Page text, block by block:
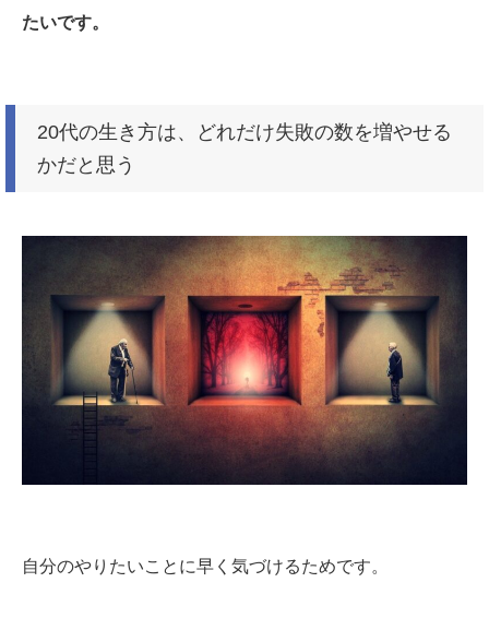
たいです。
20代の生き方は、どれだけ失敗の数を増やせる
かだと思う
自分のやりたいことに早く気づけるためです。